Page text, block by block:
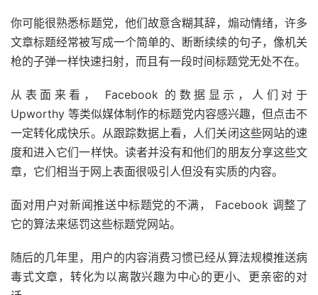
你可能很熟悉标题党，他们故意含糊其辞，煽动情绪，许多
文章标题经常被写成一个简单的、断断续续的句子，像机关
枪的子弹一样快速扫射，而且有一段时间标题党无处不在。
从表面来看， Facebook 的数据显示，人们对于
Upworthy 等类似媒体制作的标题党内容感兴趣，但点击不
一定转化成快乐。从跟踪数据上看，人们关闭这些网站的速
度和进入它们一样快。读者并没有和他们的朋友分享这些文
章，它们相当于网上表面很吸引人但没有实质的内容。
面对用户对新闻推送中标题党的不满， Facebook 调整了
它的算法来惩罚这些标题党网站。
随后的几年里，用户的内容消费习惯已经从算法规模推送病
毒式文章，转化为以离散兴趣为中心的更小、更亲密的对